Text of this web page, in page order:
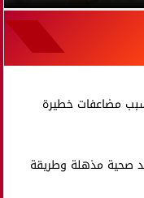
مضاعفات خطيرة
صحية مذهلة وطريقة